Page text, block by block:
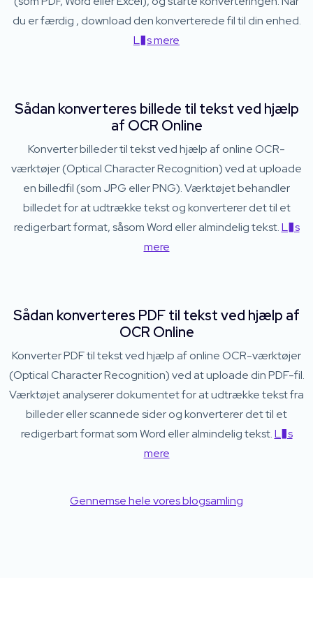
du er færdig , download den konverterede fil til din enhed.
L�s mere
Sådan konverteres billede til tekst ved hjælp
af OCR Online
Konverter billeder til tekst ved hjælp af online OCR-
værktøjer (Optical Character Recognition) ved at uploade
en billedfil (som JPG eller PNG). Værktøjet behandler
billedet for at udtrække tekst og konverterer det til et
redigerbart format, såsom Word eller almindelig tekst.L�s
mere
Sådan konverteres PDF til tekst ved hjælp af
OCR Online
Konverter PDF til tekst ved hjælp af online OCR-værktøjer
(Optical Character Recognition) ved at uploade din PDF-fil.
Værktøjet analyserer dokumentet for at udtrække tekst fra
billeder eller scannede sider og konverterer det til et
redigerbart format som Word eller almindelig tekst.L�s
mere
Gennemse hele vores blogsamling